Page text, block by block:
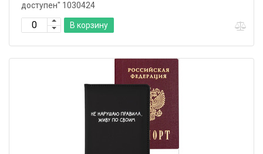
доступен" 1030424
В корзину